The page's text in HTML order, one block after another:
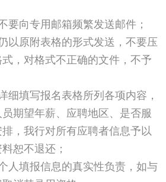
向专用邮箱频繁发送邮件；
原附表格的形式发送，不要压
，对格式不正确的文件，不予
填写报名表格所列各项内容，
期望年薪、应聘地区、是否服
，我行对所有应聘者信息予以
恕不退还；
填报信息的真实性负责，如与